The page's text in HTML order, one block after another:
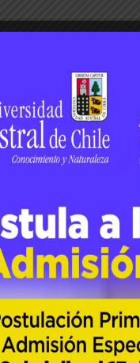
Basoalto IPSV
del Instituto
son un grupo